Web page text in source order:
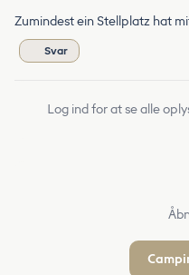
Zumindest ein Stellplatz hat
Svar
Log ind for at se alle